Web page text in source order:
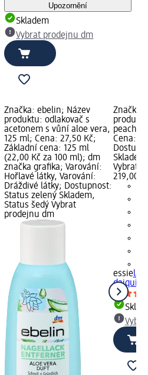
Upozornění
Skladem
Vybrat prodejnu dm
Značka: ebelin; Název
produktu: odlakovač s
acetonem s vůní aloe vera,
125 ml; Cena: 27,50 Kč;
Základní cena: 125 ml
(22,00 Kč za 100 ml); dm
značka grafika; Varování:
Hořlavé látky, Varování:
Dráždivé látky; Dostupnost:
Status zelený Skladem,
Status šedý Vybrat
prodejnu dm
Značka:
peach
Cena:
Vybrat
219,00
essielak
daiquiri,